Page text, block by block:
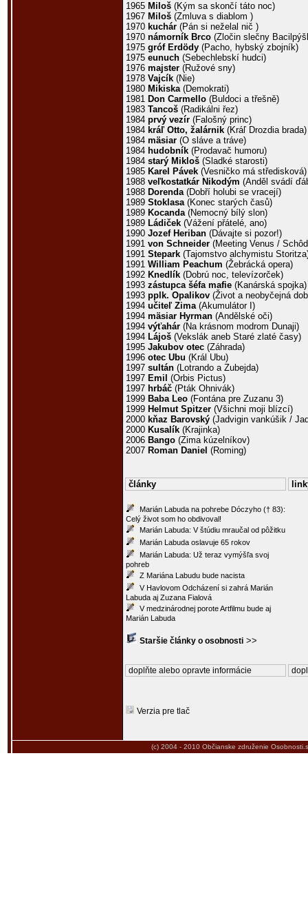
1965 Miloš (Kým sa skončí táto noc)
1967 Miloš (Zmluva s diablom )
1970 kuchár (Pán si neželal nič )
1970 námorník Brco (Zločin slečny
1975 gróf Erdödy (Pacho, hybský zbojník)
1975 eunuch (Sebechlebskí hudci)
1976 majster (Ružové sny)
1978 Vajcík (Nie)
1980 Mikiska(Demokrati)
1981 Don Carmello (Buldoci a třešně)
1983 Tancoš (Radikálni řez)
1984 prvý vezír (Falošný princ)
1984 kráľ Otto, žalárnik (Kráľ Drozdia brada)
1984 mäsiar (O sláve a tráve)
1984 hudobník (Prodavač humoru)
1984 starý Mikloš (Sladké starosti)
1985 Karel Pávek (Vesničko má středisková)
1988 veľkostatkár Nikodým (Anděl svádí
1988 Dorenda(Dobří holubi se vracejí)
1989 Stoklasa(Konec starých časů)
1989 Kocanda(Nemocný bílý slon)
1989 Ládiček (Vážení přátelé, ano)
1990 Jozef Heriban (Dávajte si pozor!)
1991 von Schneider (Meeting Venus /
1991 Stepark (Tajomstvo alchymistu
1991 William Peachum (Žebrácká opera)
1992 Knedlík (Dobrú noc, televízorček)
1993 zástupca šéfa mafie (Kanárská spojka)
1993 pplk. Opalikov (Život a neobyčejná
1994 učiteľ Zima(Akumulátor I)
1994 mäsiar Hyrman (Andělské oči)
1994 výťahár (Na krásnom modrom Dunaji)
1994 Lájoš (Vekslák aneb Staré zlaté časy)
1995 Jakubov otec (Záhrada)
1996 otec Ubu (Král Ubu)
1997 sultán (Lotrando a Zubejda)
1997 Emil (Orbis Pictus)
1997 hrbáč (Pták Ohnivák)
1999 Baba Leo (Fontána pre Zuzanu 3)
1999 Helmut Spitzer (Všichni moji blízcí)
2000 kňaz Barovský (Jadvigin vankúšik /
2000 Kusalík (Krajinka)
2006 Bango (Zima kúzelníkov)
2007 Roman Daniel (Roming)
články
Marián Labuda na pohrebe Dóczyho († 83):
Celý život som ho obdivoval!
Marián Labuda: V štúdiu mraučal od pôžitku
Marián Labuda oslavuje 65 rokov
Marián Labuda: Už teraz vymýšľa svoj
pohreb
Z Mariána Labudu bude nacista
V Havlovom Odcházení si zahrá Marián
Labuda aj Zuzana Fialová
V medzinárodnej porote Artfilmu bude aj
Marián Labuda
Staršie články o osobnosti >>
doplňte alebo opravte informácie
Verzia pre tlač
(c) 2004 - 2010 Občianske združenie